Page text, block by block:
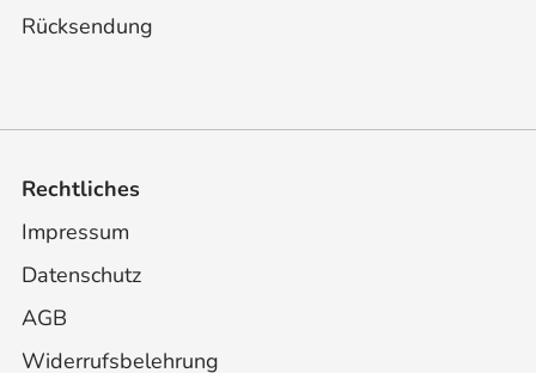
Rücksendung
Rechtliches
Impressum
Datenschutz
AGB
Widerrufsbelehrung